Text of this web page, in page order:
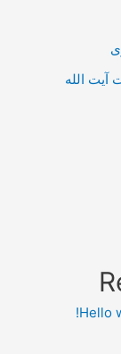
الله
Hello